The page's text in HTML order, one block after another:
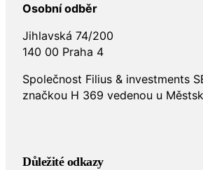
Osobní odběr
Jihlavská 74/200
140 00 Praha 4
Společnost Filius & investments
značkou H 369 vedenou u
Důležité odkazy